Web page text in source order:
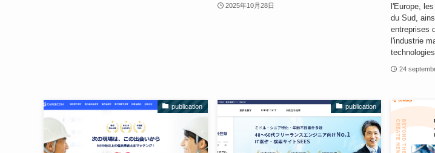
2025年10月28日
l'Europe,
du Sud,
entreprises
l'industrie
24
publication publication